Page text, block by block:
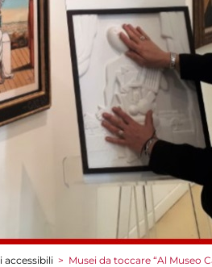
accessibili > Musei da toccare “Al Museo